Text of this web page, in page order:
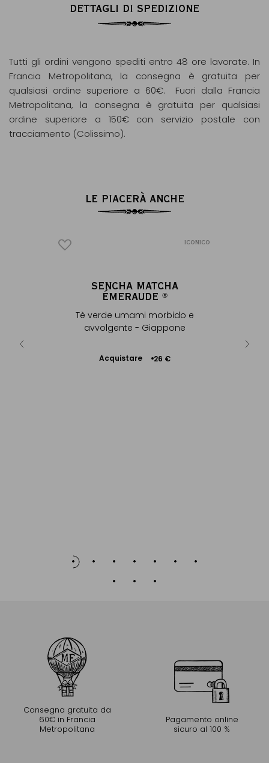
DETTAGLI DI SPEDIZIONE
Tutti gli ordini vengono spediti entro 48 ore lavorate. In
Francia Metropolitana, la consegna è gratuita per
qualsiasi ordine superiore a 60€. Fuori dalla Francia
Metropolitana, la consegna è gratuita per qualsiasi
ordine superiore a 150€ con servizio postale con
tracciamento (Colissimo).
LE PIACERÀ ANCHE
ICONICO
SENCHA MATCHA
ÉMERAUDE ®
Tè verde umami morbido e
avvolgente - Giappone
Acquistare 26 €
Aggiungere
Consegna gratuita da
60€ in Francia
Metropolitana
Pagamento online
sicuro al 100 %